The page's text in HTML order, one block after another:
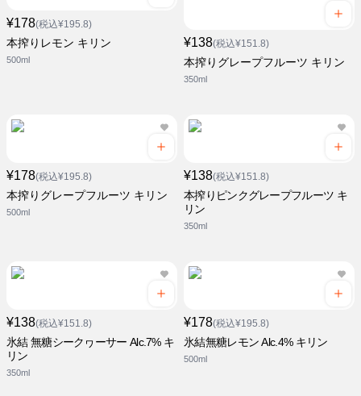
¥178(税込¥195.8)
本搾りレモン キリン
500ml
¥138(税込¥151.8)
本搾りグレープフルーツ キリン
350ml
¥178(税込¥195.8)
本搾りグレープフルーツ キリン
500ml
¥138(税込¥151.8)
本搾りピンクグレープフルーツ キ
リン
350ml
¥138(税込¥151.8)
氷結 無糖シークヮーサー Alc.7% キ
リン
350ml
¥178(税込¥195.8)
氷結無糖レモン Alc.4% キリン
500ml